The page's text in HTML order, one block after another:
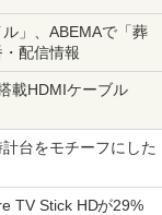
」、ABEMAで「葬
配信情報
載HDMIケーブル
台をモチーフにした
TV Stick HDが29%